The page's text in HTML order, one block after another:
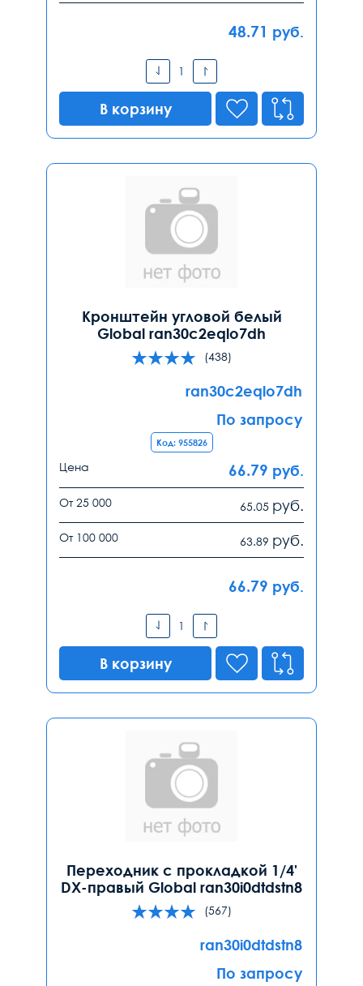
48.71 руб.
В корзину
Кронштейн угловой белый
Global ran30c2eqlo7dh
(438)
ran30c2eqlo7dh
По запросу
Код: 955826
Цена 66.79 руб.
От 25 000 65.05 руб.
От 100 000 63.89 руб.
66.79 руб.
В корзину
Переходник с прокладкой 1/4'
DX-правый Global ran30i0dtdstn8
(567)
ran30i0dtdstn8
По запросу